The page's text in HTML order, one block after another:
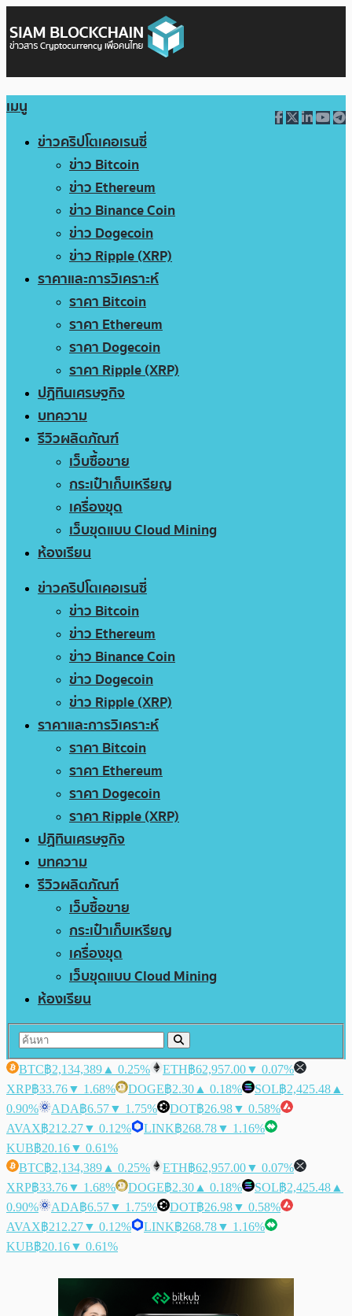
เมนู
ข่าวคริปโตเคอเรนซี่
ข่าว Bitcoin
ข่าว Ethereum
ข่าว Binance Coin
ข่าว Dogecoin
ข่าว Ripple (XRP)
ราคาและการวิเคราะห์
ราคา Bitcoin
ราคา Ethereum
ราคา Dogecoin
ราคา Ripple (XRP)
ปฏิทินเศรษฐกิจ
บทความ
รีวิวผลิตภัณฑ์
เว็บซื้อขาย
กระเป๋าเก็บเหรียญ
เครื่องขุด
เว็บขุดแบบ Cloud Mining
ห้องเรียน
ข่าวคริปโตเคอเรนซี่
ข่าว Bitcoin
ข่าว Ethereum
ข่าว Binance Coin
ข่าว Dogecoin
ข่าว Ripple (XRP)
ราคาและการวิเคราะห์
ราคา Bitcoin
ราคา Ethereum
ราคา Dogecoin
ราคา Ripple (XRP)
ปฏิทินเศรษฐกิจ
บทความ
รีวิวผลิตภัณฑ์
เว็บซื้อขาย
กระเป๋าเก็บเหรียญ
เครื่องขุด
เว็บขุดแบบ Cloud Mining
ห้องเรียน
BTC฿2,134,389 ▲ 0.25% ETH฿62,957.00▼ 0.07%
XRP฿33.76▼ 1.68% DOGE฿2.30 ▲ 0.18% SOL฿2,425.48 ▲
0.90%
ADA฿6.57▼ 1.75% DOT฿26.98▼ 0.58%
AVAX฿212.27▼ 0.12% LINK฿268.78▼ 1.16%
KUB฿20.16▼ 0.61%
BTC฿2,134,389 ▲ 0.25% ETH฿62,957.00▼ 0.07%
XRP฿33.76▼ 1.68% DOGE฿2.30 ▲ 0.18% SOL฿2,425.48 ▲
0.90%
ADA฿6.57▼ 1.75% DOT฿26.98▼ 0.58%
AVAX฿212.27▼ 0.12% LINK฿268.78▼ 1.16%
KUB฿20.16▼ 0.61%